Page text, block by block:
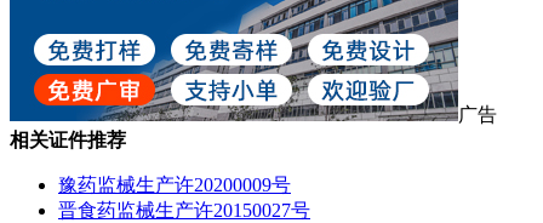
广告
相关证件推荐
豫药监械生产许20200009号
晋食药监械生产许20150027号